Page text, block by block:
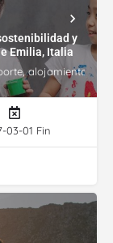
y
Emilia, Italia
alojamiento,
03-01 Fin